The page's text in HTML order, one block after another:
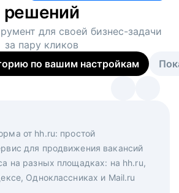
решений
для своей бизнес-задачи
за пару кликов
по вашим настройкам
от hh.ru: простой
для продвижения вакансий
на разных площадках: на hh.ru,
Одноклассниках и Mail.ru
для вакансий на главной странице
количество откликов
ключ. Решите, сколько
вам нужно, и за дело возьмутся
и проектные менеджеры
digital-инструментов